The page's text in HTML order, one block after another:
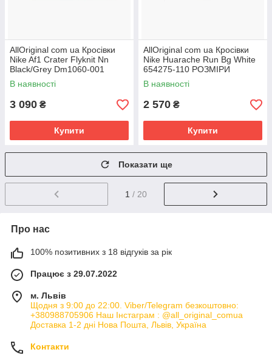
AllOriginal com ua Кросівки
Nike Af1 Crater Flyknit Nn
Black/Grey Dm1060-001
РОЗМІРИ ЗАПИТУЙТЕ
В наявності
3 090 ₴
Купити
AllOriginal com ua Кросівки
Nike Huarache Run Bg White
654275-110 РОЗМІРИ
ЗАПИТУЙТЕ
В наявності
2 570 ₴
Купити
Показати ще
1 / 20
Про нас
100% позитивних з 18 відгуків за рік
Працює з 29.07.2022
м. Львів
Щодня з 9:00 до 22:00. Viber/Telegram безкоштовно:
+380988705906 Наш Інстаграм : @all_original_comua
Доставка 1-2 дні Нова Пошта, Львів, Україна
Контакти